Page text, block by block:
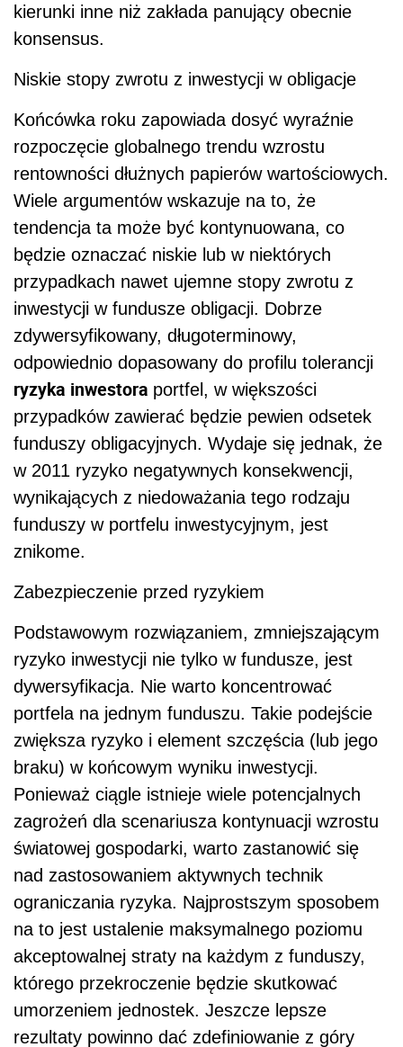
kierunki inne niż zakłada panujący obecnie
konsensus.
Niskie stopy zwrotu z inwestycji w obligacje
Końcówka roku zapowiada dosyć wyraźnie
rozpoczęcie globalnego trendu wzrostu
rentowności dłużnych papierów wartościowych.
Wiele argumentów wskazuje na to, że
tendencja ta może być kontynuowana, co
będzie oznaczać niskie lub w niektórych
przypadkach nawet ujemne stopy zwrotu z
inwestycji w fundusze obligacji. Dobrze
zdywersyfikowany, długoterminowy,
odpowiednio dopasowany do profilu tolerancji
ryzyka inwestora portfel, w większości
przypadków zawierać będzie pewien odsetek
funduszy obligacyjnych. Wydaje się jednak, że
w 2011 ryzyko negatywnych konsekwencji,
wynikających z niedoważania tego rodzaju
funduszy w portfelu inwestycyjnym, jest
znikome.
Zabezpieczenie przed ryzykiem
Podstawowym rozwiązaniem, zmniejszającym
ryzyko inwestycji nie tylko w fundusze, jest
dywersyfikacja. Nie warto koncentrować
portfela na jednym funduszu. Takie podejście
zwiększa ryzyko i element szczęścia (lub jego
braku) w końcowym wyniku inwestycji.
Ponieważ ciągle istnieje wiele potencjalnych
zagrożeń dla scenariusza kontynuacji wzrostu
światowej gospodarki, warto zastanowić się
nad zastosowaniem aktywnych technik
ograniczania ryzyka. Najprostszym sposobem
na to jest ustalenie maksymalnego poziomu
akceptowalnej straty na każdym z funduszy,
którego przekroczenie będzie skutkować
umorzeniem jednostek. Jeszcze lepsze
rezultaty powinno dać zdefiniowanie z góry